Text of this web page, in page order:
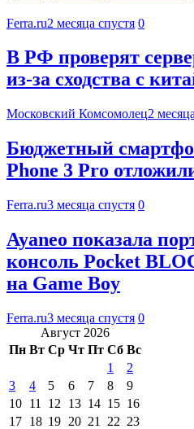
Ferra.ru2 месяца спустя 0
В РФ проверят
из-за сходства с
Московский Комсомолец2
Бюджетный
Phone 3 Pro
Ferra.ru3 месяца спустя 0
Ayaneo показала
консоль Pocket
на Game Boy
Ferra.ru3 месяца спустя 0
Август 2026
Пн Вт Ср Чт Пт Сб Вс
1
2
3
4 5 6 7 8
9
10 11 12 13 14 15 16
17 18 19 20 21 22 23